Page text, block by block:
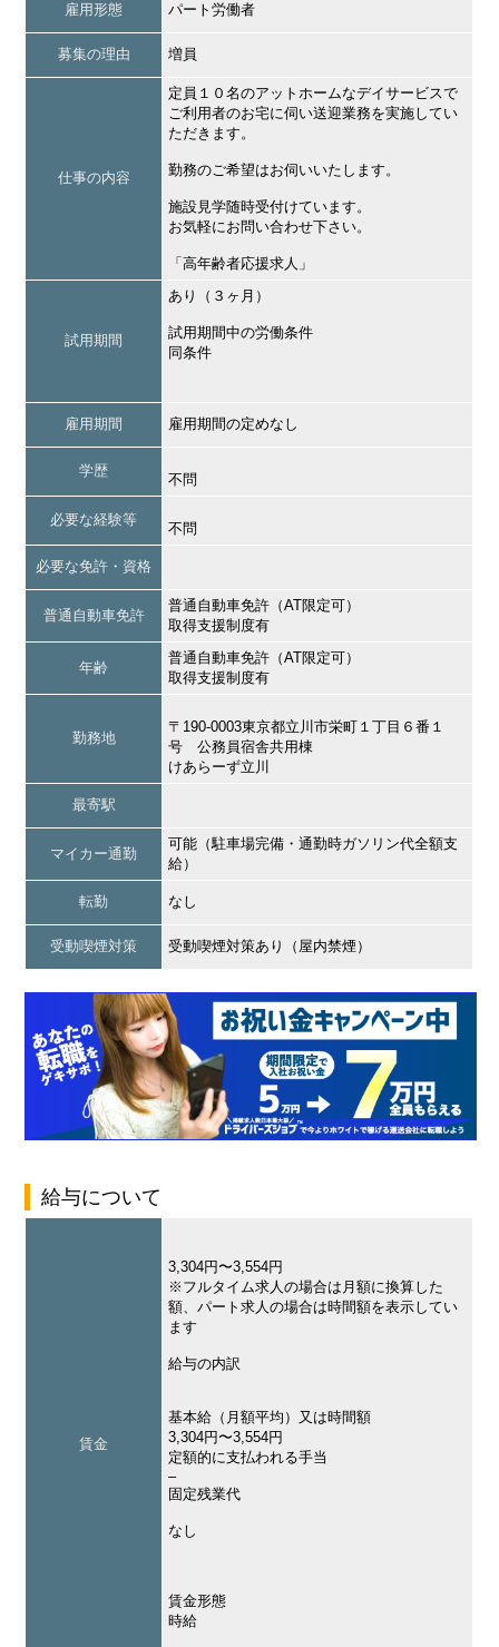
雇用形態 パート労働者
募集の理由 増員
仕事の内容
定員１０名のアットホームなデイサービスで
ご利用者のお宅に伺い送迎業務を実施してい
ただきます。
勤務のご希望はお伺いいたします。
施設見学随時受付けています。
お気軽にお問い合わせ下さい。
「高年齢者応援求人」
試用期間
あり（３ヶ月）
試用期間中の労働条件
同条件
雇用期間 雇用期間の定めなし
学歴
不問
必要な経験等
不問
必要な免許・資格
普通自動車免許
普通自動車免許（AT限定可）
取得支援制度有
年齢
普通自動車免許（AT限定可）
取得支援制度有
勤務地
〒190-0003東京都立川市栄町１丁目６番１
号 公務員宿舎共用棟
けあらーず立川
最寄駅
マイカー通勤
可能（駐車場完備・通勤時ガソリン代全額支
給）
転勤 なし
受動喫煙対策 受動喫煙対策あり（屋内禁煙）
給与について
賃金
3,304円〜3,554円
※フルタイム求人の場合は月額に換算した
額、パート求人の場合は時間額を表示してい
ます
給与の内訳
基本給（月額平均）又は時間額
3,304円〜3,554円
定額的に支払われる手当
–
固定残業代
なし
賃金形態
時給